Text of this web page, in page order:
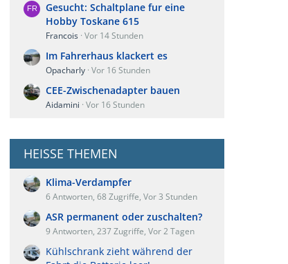
Gesucht: Schaltplane fur eine
Hobby Toskane 615
Francois Vor 14 Stunden
Im Fahrerhaus klackert es
Opacharly Vor 16 Stunden
CEE-Zwischenadapter bauen
Aidamini Vor 16 Stunden
HEISSE THEMEN
Klima-Verdampfer
6 Antworten, 68 Zugriffe, Vor 3 Stunden
ASR permanent oder zuschalten?
9 Antworten, 237 Zugriffe, Vor 2 Tagen
Kühlschrank zieht während der